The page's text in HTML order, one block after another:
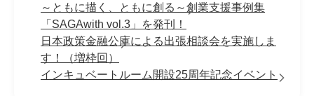
～ともに描く、ともに創る～創業支援事例集
「SAGAwith vol.3」を発刊！
日本政策金融公庫による出張相談会を実施しま
す！（増枠回）
インキュベートルーム開設25周年記念イベント